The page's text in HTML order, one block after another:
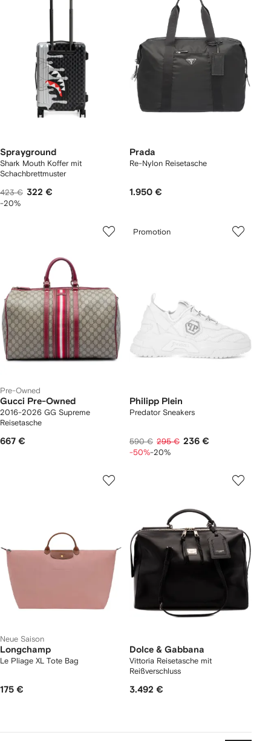
Sprayground
Shark Mouth Koffer mit
Schachbrettmuster
423 € 322 €
-20%
Prada
Re-Nylon Reisetasche
1.950 €
Pre-Owned
Gucci Pre-Owned
2016-2026 GG Supreme
Reisetasche
667 €
Promotion
Philipp Plein
Predator Sneakers
590 € 295 € 236 €
-50%-20%
Neue Saison
Longchamp
Le Pliage XL Tote Bag
175 €
Dolce & Gabbana
Vittoria Reisetasche mit
Reißverschluss
3.492 €